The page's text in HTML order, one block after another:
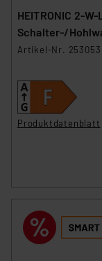
HEITRONIC 2-
Schalter-/
Artikel-Nr. 253053
Produktdatenblatt